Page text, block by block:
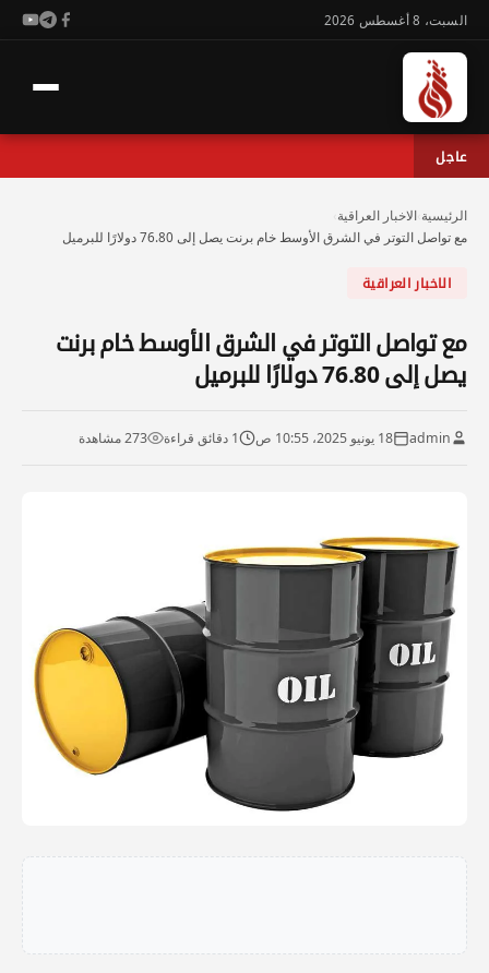
السبت، 8 أغسطس 2026
عاجل
الرئيسية الاخبار العراقية
مع تواصل التوتر في الشرق الأوسط خام برنت يصل إلى 76.80 دولارًا للبرميل
الاخبار العراقية
مع تواصل التوتر في الشرق الأوسط خام برنت
يصل إلى 76.80 دولارًا للبرميل
admin 18 يونيو 2025، 10:55 ص 1 دقائق قراءة 273 مشاهدة